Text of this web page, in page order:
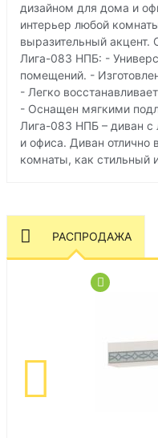
дизайном для дома и
интерьер любой
выразительный акцент.
Лига-083 НПБ: -
помещений. -
- Легко
- Оснащен мягкими
Лига-083 НПБ – диван
и офиса. Диван отлично
комнаты, как стильный
РАСПРОДАЖА